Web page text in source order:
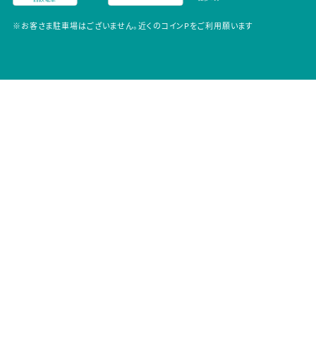
※お客さま駐車場はございません。近くのコインPをご利用願います